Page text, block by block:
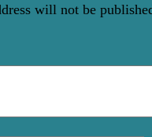
will not be